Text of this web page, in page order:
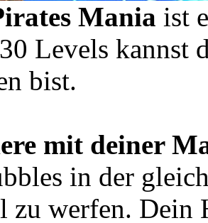
Mania ist
Levels kannst
bist.
mit deiner
in der
zu werfen. Dein